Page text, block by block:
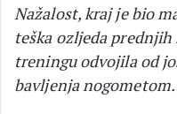
Nažalost, kraj je bio
teška ozljeda
treningu odvojila od
bavljenja nogometom.